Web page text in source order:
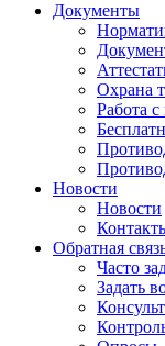
Документы
Охрана
Работа
Новости
Новости
Обратная
Часто
Задать